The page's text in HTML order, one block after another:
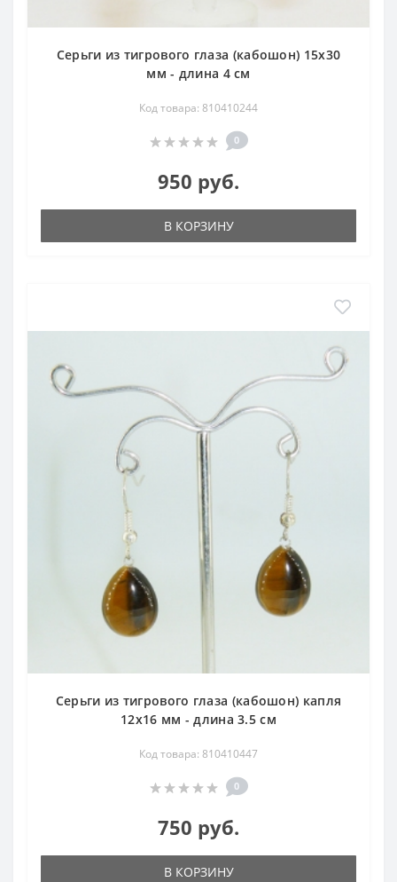
Серьги из тигрового глаза (кабошон) 15х30
мм - длина 4 см
Код товара: 810410244
0
950 руб.
В КОРЗИНУ
Серьги из тигрового глаза (кабошон) капля
12х16 мм - длина 3.5 см
Код товара: 810410447
0
750 руб.
В КОРЗИНУ